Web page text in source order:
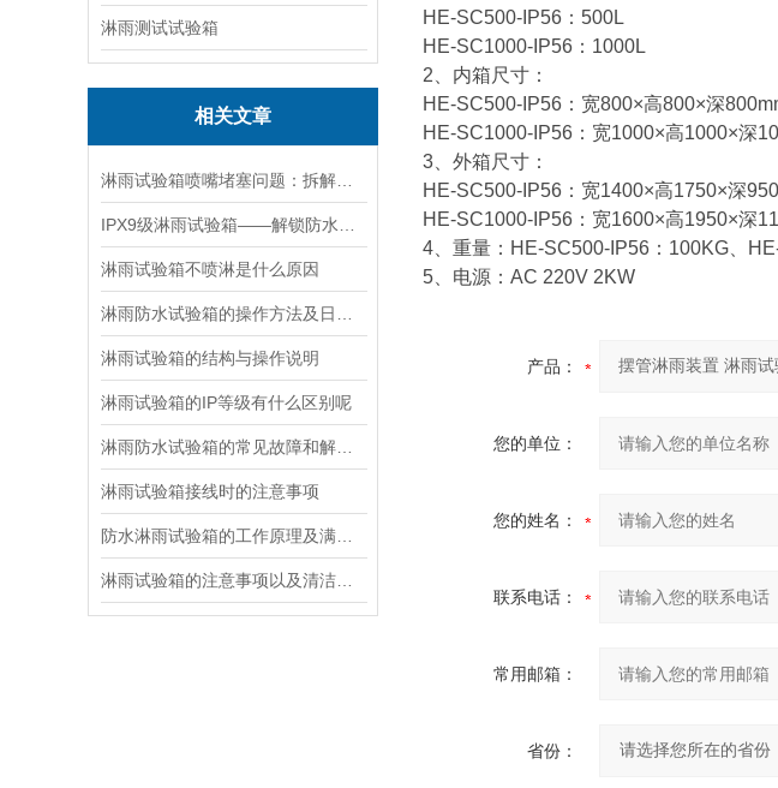
淋雨测试试验箱
相关文章
淋雨试验箱不喷淋是什么原因
淋雨试验箱的结构与操作说明
淋雨试验箱的IP等级有什么区别呢
淋雨试验箱接线时的注意事项
HE-SC500-IP56：500L
HE-SC1000-IP56：1000L
2、内箱尺寸：
HE-SC500-IP56：宽800×高800×深
HE-SC1000-IP56：宽1000×高1000×深
3、外箱尺寸：
HE-SC500-IP56：宽1400×高1750×深
HE-SC1000-IP56：宽1600×高1950×深
4、重量：HE-SC500-IP56：100KG、
5、电源：AC 220V 2KW
产品：
您的单位：
您的姓名：
联系电话：
常用邮箱：
省份：